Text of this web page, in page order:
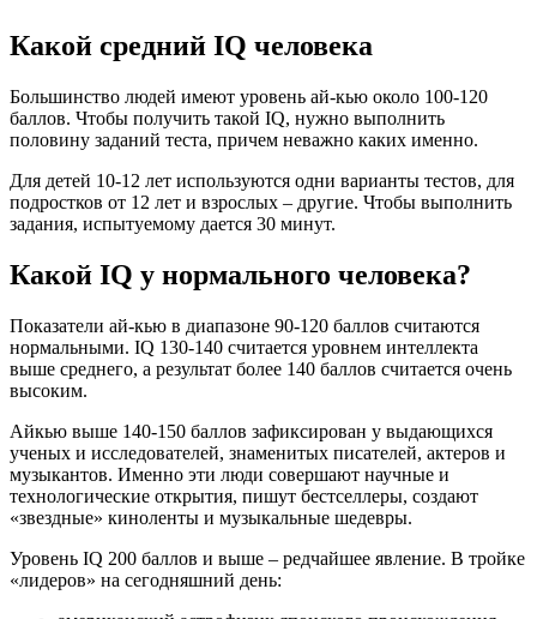
Какой средний IQ человека
Большинство людей имеют уровень ай-кью около 100-120
баллов. Чтобы получить такой IQ, нужно выполнить
половину заданий теста, причем неважно каких именно.
Для детей 10-12 лет используются одни варианты тестов, для
подростков от 12 лет и взрослых – другие. Чтобы выполнить
задания, испытуемому дается 30 минут.
Какой IQ у нормального человека?
Показатели ай-кью в диапазоне 90-120 баллов считаются
нормальными. IQ 130-140 считается уровнем интеллекта
выше среднего, а результат более 140 баллов считается очень
высоким.
Айкью выше 140-150 баллов зафиксирован у выдающихся
ученых и исследователей, знаменитых писателей, актеров и
музыкантов. Именно эти люди совершают научные и
технологические открытия, пишут бестселлеры, создают
«звездные» киноленты и музыкальные шедевры.
Уровень IQ 200 баллов и выше – редчайшее явление. В тройке
«лидеров» на сегодняшний день: